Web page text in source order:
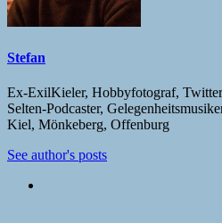
Stefan
Ex-ExilKieler, Hobbyfotograf,
Selten-Podcaster,
Kiel, Mönkeberg, Offenburg
See author's posts